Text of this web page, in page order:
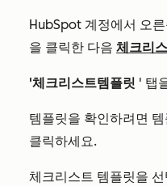
HubSpot 계정에서 오
을 클릭한 다음 체크리
'체크리스트템플릿 ' 탭
템플릿을 확인하려면 템
클릭하세요.
체크리스트 템플릿을